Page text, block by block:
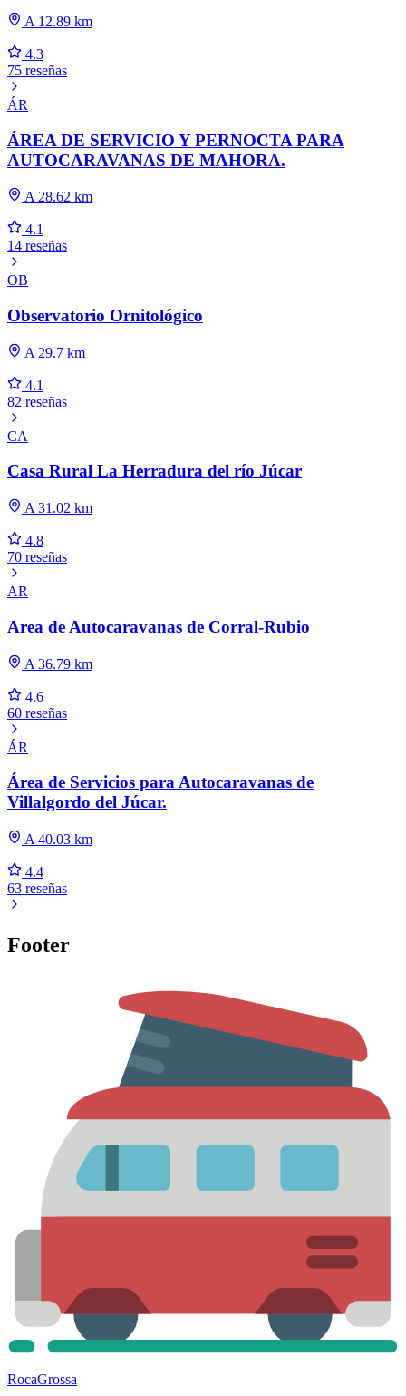
A 12.89 km
4.3
75 reseñas
ÁR
ÁREA DE SERVICIO Y PERNOCTA PARA
AUTOCARAVANAS DE MAHORA.
A 28.62 km
4.1
14 reseñas
OB
Observatorio Ornitológico
A 29.7 km
4.1
82 reseñas
CA
Casa Rural La Herradura del río Júcar
A 31.02 km
4.8
70 reseñas
AR
Area de Autocaravanas de Corral-Rubio
A 36.79 km
4.6
60 reseñas
ÁR
Área de Servicios para Autocaravanas de
Villalgordo del Júcar.
A 40.03 km
4.4
63 reseñas
Footer
RocaGrossa